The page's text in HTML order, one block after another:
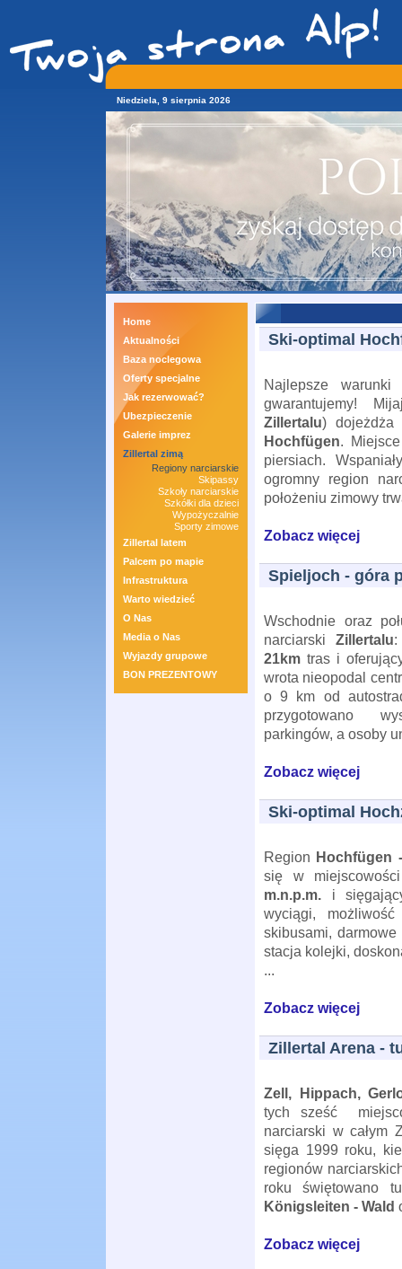
Niedziela, 9 sierpnia 2026
Home
Aktualności
Baza noclegowa
Oferty specjalne
Jak rezerwować?
Ubezpieczenie
Galerie imprez
Zillertal zimą
Regiony narciarskie
Skipassy
Szkoły narciarskie
Szkółki dla dzieci
Wypożyczalnie
Sporty zimowe
Zillertal latem
Palcem po mapie
Infrastruktura
Warto wiedzieć
O Nas
Media o Nas
Wyjazdy grupowe
BON PREZENTOWY
Ski-optimal
Najlepsze
gwarantujemy!
Zillertalu) dojeżdża
Hochfügen.
piersiach.
ogromny region
położeniu zimowy
Zobacz więcej
Spieljoch - góra
Wschodnie oraz
narciarski Zillertalu
21km tras i
wrota nieopodal
o 9 km od
przygotowano
parkingów, a osoby
Zobacz więcej
Ski-optimal
Region Hochfügen
się w
m.n.p.m. i
wyciągi,
skibusami,
stacja kolejki,
...
Zobacz więcej
Zillertal Arena -
Zell, Hippach,
tych sześć
narciarski w całym
sięga 1999 roku,
regionów
roku świętowano
Königsleiten - Wald
Zobacz więcej